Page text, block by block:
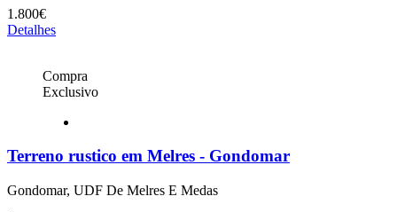
1.800€
Detalhes
Compra
Exclusivo
Terreno rustico em Melres - Gondomar
Gondomar, UDF De Melres E Medas